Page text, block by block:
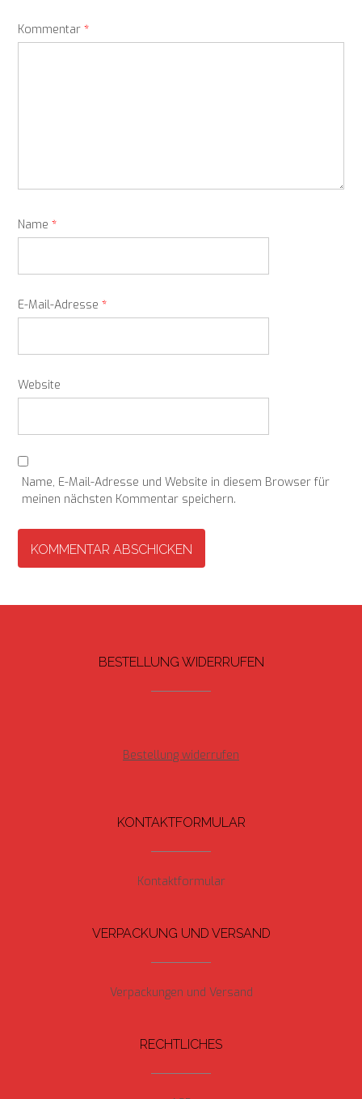
Kommentar *
Name *
E-Mail-Adresse *
Website
Name, E-Mail-Adresse und Website in diesem Browser für
meinen nächsten Kommentar speichern.
BESTELLUNG WIDERRUFEN
Bestellung widerrufen
KONTAKTFORMULAR
Kontaktformular
VERPACKUNG UND VERSAND
Verpackungen und Versand
RECHTLICHES